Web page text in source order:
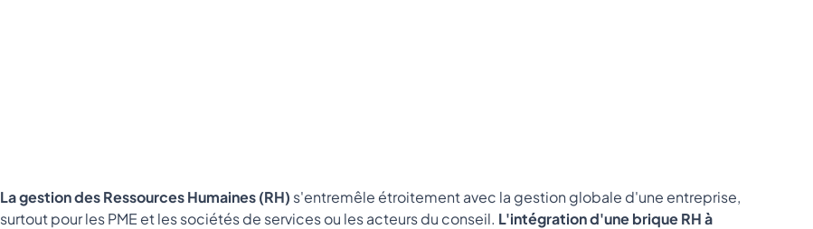
La gestion des Ressources Humaines (RH) s'entremêle étroitement avec la gestion globale d'une entreprise,
surtout pour les PME et les sociétés de services ou les acteurs du conseil. L'intégration d'une brique RH à